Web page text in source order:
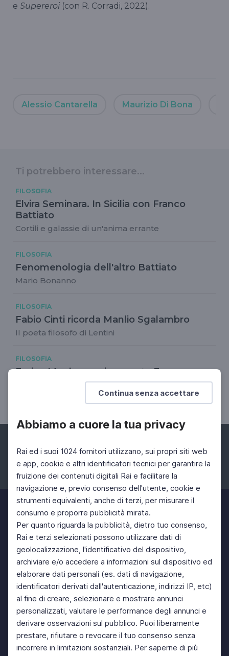
Continua senza accettare
Abbiamo a cuore la tua privacy
Rai ed i suoi 1024 fornitori utilizzano, sui propri siti web
e app, cookie e altri identificatori tecnici per garantire la
fruizione dei contenuti digitali Rai e facilitare la
navigazione e, previo consenso dell'utente, cookie e
strumenti equivalenti, anche di terzi, per misurare il
consumo e proporre pubblicità mirata.
Per quanto riguarda la pubblicità, dietro tuo consenso,
Rai e terzi selezionati possono utilizzare dati di
geolocalizzazione, l'identificativo del dispositivo,
archiviare e/o accedere a informazioni sul dispositivo ed
elaborare dati personali (es. dati di navigazione,
identificatori derivati dall'autenticazione, indirizzi IP, etc)
al fine di creare, selezionare e mostrare annunci
personalizzati, valutare le performance degli annunci e
derivare osservazioni sul pubblico. Puoi liberamente
prestare, rifiutare o revocare il tuo consenso senza
incorrere in limitazioni sostanziali. Per saperne di più
e Supereroi (con R. Corradi, 2022).
Alessio Cantarella Maurizio Di Bona
Ti potrebbero interessare...
FILOSOFIA
Elvira Seminara. In Sicilia con Franco
Battiato
Cortili e galassie di un'anima errante
FILOSOFIA
Fenomenologia dell'altro Battiato
Mario Bonanno
FILOSOFIA
Fabio Cinti ricorda Manlio Sgalambro
Il poeta filosofo di Lentini
FILOSOFIA
Enrico Maghenzani racconta Franco
Musica e ricerca spirituale
Facebook Instagram Twitter